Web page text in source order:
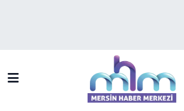
Mersin Trafik Yoğunluk Haritası
Süper Lig Puan Durumu ve Fikstür